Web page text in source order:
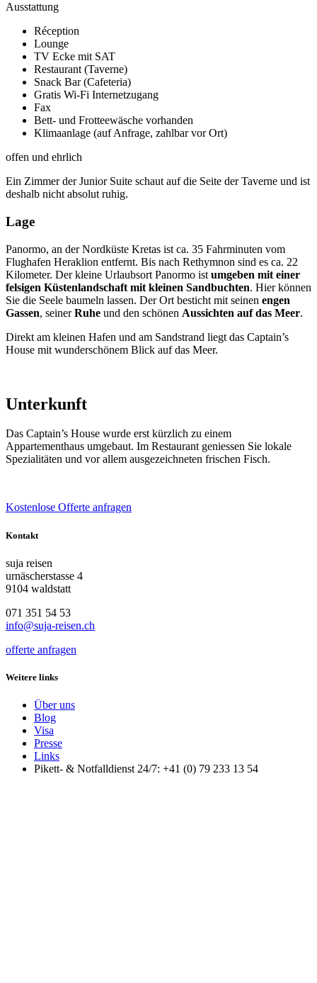
Ausstattung
Réception
Lounge
TV Ecke mit SAT
Restaurant (Taverne)
Snack Bar (Cafeteria)
Gratis Wi-Fi Internetzugang
Fax
Bett- und Frotteewäsche vorhanden
Klimaanlage (auf Anfrage, zahlbar vor Ort)
offen und ehrlich
Ein Zimmer der Junior Suite schaut auf die Seite der Taverne und ist
deshalb nicht absolut ruhig.
Lage
Panormo, an der Nordküste Kretas ist ca. 35 Fahrminuten vom
Flughafen Heraklion entfernt. Bis nach Rethymnon sind es ca. 22
Kilometer. Der kleine Urlaubsort Panormo ist umgeben mit einer
felsigen Küstenlandschaft mit kleinen Sandbuchten. Hier können
Sie die Seele baumeln lassen. Der Ort besticht mit seinen engen
Gassen, seinerRuhe und den schönen Aussichten auf das Meer.
Direkt am kleinen Hafen und am Sandstrand liegt das Captain’s
House mit wunderschönem Blick auf das Meer.
Unterkunft
Das Captain’s House wurde erst kürzlich zu einem
Appartementhaus umgebaut. Im Restaurant geniessen Sie lokale
Spezialitäten und vor allem ausgezeichneten frischen Fisch.
Kostenlose Offerte anfragen
Kontakt
suja reisen
urnäscherstasse 4
9104 waldstatt
071 351 54 53
info@suja-reisen.ch
offerte anfragen
Weitere links
Über uns
Blog
Visa
Presse
Links
Pikett- & Notfalldienst 24/7: +41 (0) 79 233 13 54